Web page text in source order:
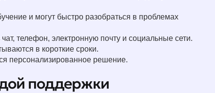
и могут быстро разобраться в проблемах
телефон, электронную почту и социальные сети.
в короткие сроки.
персонализированное решение.
поддержки